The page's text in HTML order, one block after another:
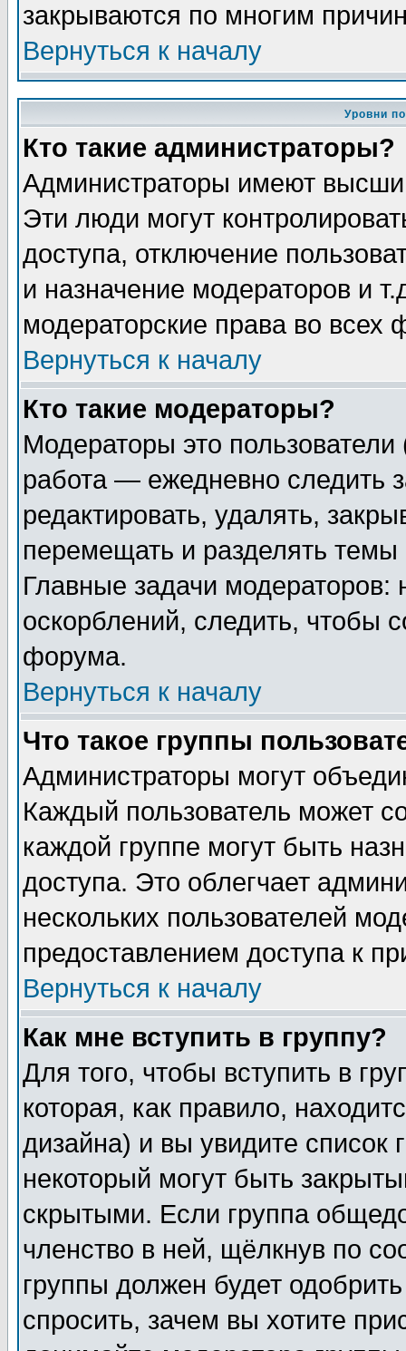
закрываются по многим
Вернуться к началу
Уровни
Кто такие администраторы?
Администраторы имеют
Эти люди могут
доступа, отключение
и назначение модераторов и
модераторские права во всех
Вернуться к началу
Кто такие модераторы?
Модераторы это
работа — ежедневно следить
редактировать, удалять,
перемещать и разделять
Главные задачи
оскорблений, следить, чтобы
форума.
Вернуться к началу
Что такое группы
Администраторы могут
Каждый пользователь может
каждой группе могут быть
доступа. Это облегчает
нескольких пользователей
предоставлением доступа к
Вернуться к началу
Как мне вступить в группу?
Для того, чтобы вступить в
которая, как правило,
дизайна) и вы увидите список
некоторый могут быть
скрытыми. Если группа
членство в ней, щёлкнув по
группы должен будет
спросить, зачем вы хотите